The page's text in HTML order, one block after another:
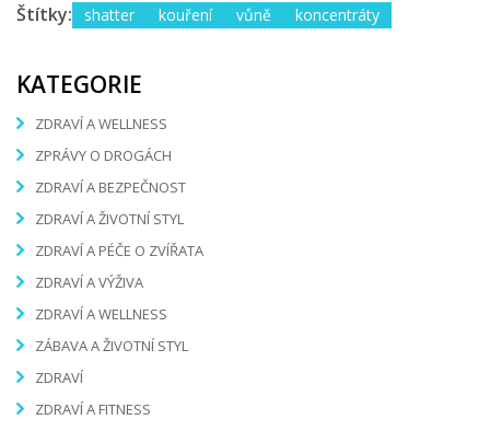
Štítky: shatter kouření vůně koncentráty
KATEGORIE
ZDRAVÍ A WELLNESS
ZPRÁVY O DROGÁCH
ZDRAVÍ A BEZPEČNOST
ZDRAVÍ A ŽIVOTNÍ STYL
ZDRAVÍ A PÉČE O ZVÍŘATA
ZDRAVÍ A VÝŽIVA
ZDRAVÍ A WELLNESS
ZÁBAVA A ŽIVOTNÍ STYL
ZDRAVÍ
ZDRAVÍ A FITNESS